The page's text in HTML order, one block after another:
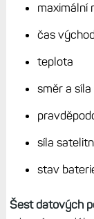
maximální
čas
teplota
směr a
síla
stav
Šest datových